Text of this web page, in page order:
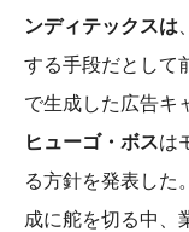
ンディテックスは
する手段だとして
で生成した広告キ
ヒューゴ・ボスは
る方針を発表した
成に舵を切る中、